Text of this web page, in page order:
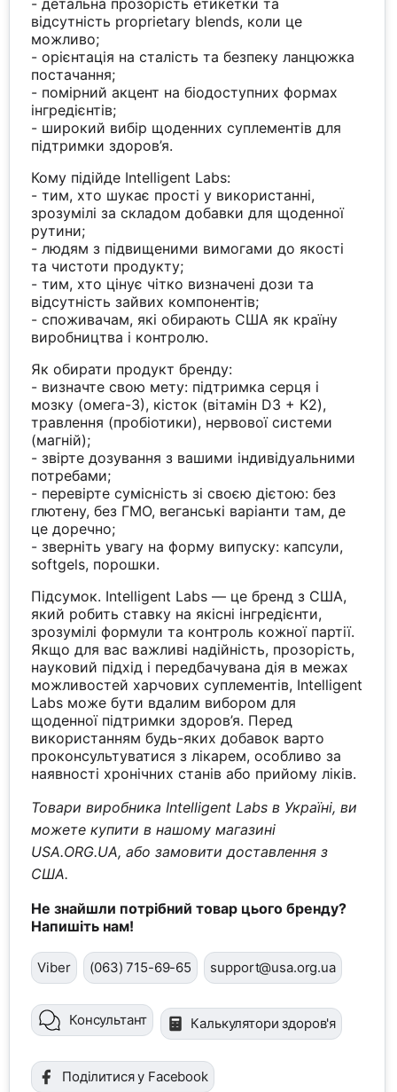
відсутність proprietary blends, коли це
можливо;
- орієнтація на сталість та безпеку ланцюжка
постачання;
- помірний акцент на біодоступних формах
інгредієнтів;
- широкий вибір щоденних суплементів для
підтримки здоров’я.
Кому підійде Intelligent Labs:
- тим, хто шукає прості у використанні,
зрозумілі за складом добавки для щоденної
рутини;
- людям з підвищеними вимогами до якості
та чистоти продукту;
- тим, хто цінує чітко визначені дози та
відсутність зайвих компонентів;
- споживачам, які обирають США як країну
виробництва і контролю.
Як обирати продукт бренду:
- визначте свою мету: підтримка серця і
мозку (омега-3), кісток (вітамін D3 + K2),
травлення (пробіотики), нервової системи
(магній);
- звірте дозування з вашими індивідуальними
потребами;
- перевірте сумісність зі своєю дієтою: без
глютену, без ГМО, веганські варіанти там, де
це доречно;
- зверніть увагу на форму випуску: капсули,
softgels, порошки.
Підсумок. Intelligent Labs — це бренд з США,
який робить ставку на якісні інгредієнти,
зрозумілі формули та контроль кожної партії.
Якщо для вас важливі надійність, прозорість,
науковий підхід і передбачувана дія в межах
можливостей харчових суплементів, Intelligent
Labs може бути вдалим вибором для
щоденної підтримки здоров’я. Перед
використанням будь-яких добавок варто
проконсультуватися з лікарем, особливо за
наявності хронічних станів або прийому ліків.
Товари виробника Intelligent Labs в Україні, ви
можете купити в нашому магазині
USA.ORG.UA, або замовити доставлення з
США.
Не знайшли потрібний товар цього бренду?
Напишіть нам!
Viber (063) 715-69-65 support@usa.org.ua
Консультант Калькулятори здоров'я
Поділитися у Facebook